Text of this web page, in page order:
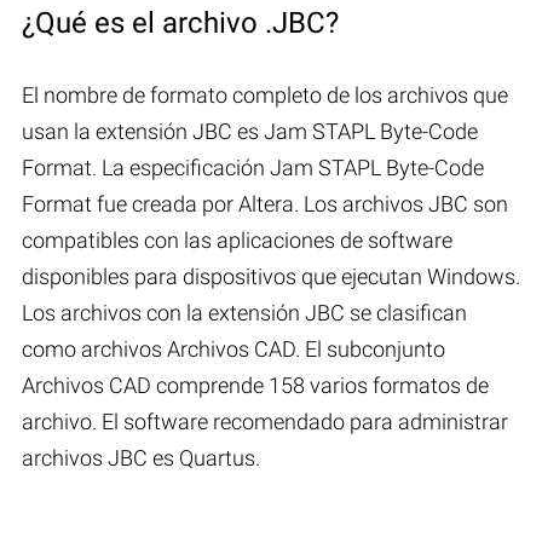
¿Qué es el archivo .JBC?
El nombre de formato completo de los archivos que
usan la extensión JBC es Jam STAPL Byte-Code
Format. La especificación Jam STAPL Byte-Code
Format fue creada por Altera. Los archivos JBC son
compatibles con las aplicaciones de software
disponibles para dispositivos que ejecutan Windows.
Los archivos con la extensión JBC se clasifican
como archivos Archivos CAD. El subconjunto
Archivos CAD comprende 158 varios formatos de
archivo. El software recomendado para administrar
archivos JBC es Quartus.